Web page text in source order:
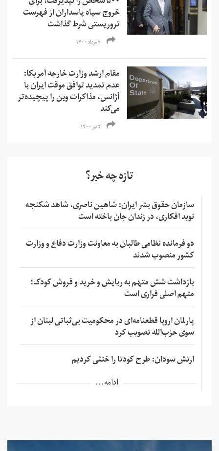
خروج سپاه پاسداران از فهرست
تروریستی شرط گذاشت
۷ مرداد ۱۴۰۰
مقام ارشد وزارت خارجه آمریکا:
عدم تمدید توافق موقت ایران با
آژانس، مذاکرات وین را پیچیده‌تر
می‌کند
۴ تیر ۱۴۰۰
تازه چه خبر؟
سازمان حقوق بشر ایران: شاهین ناصری، شاهد شکنجه
نوید افکاری، در زندان جان باخته است
دو فرمانده نظامی طالبان به معاونت وزارت دفاع و وزارت
کشور منصوب شدند
بازداشت شش متهم به ربایش و خرید و فروش کودک؛
متهم اصلی فراری است
پارلمان اروپا قطعنامه‌ای در محکومیت بی‌ثباتی لبنان از
سوی حزب‌الله تصویب کرد
ارتش سودان: طرح کودتا را خنثی کردیم
ادامه...